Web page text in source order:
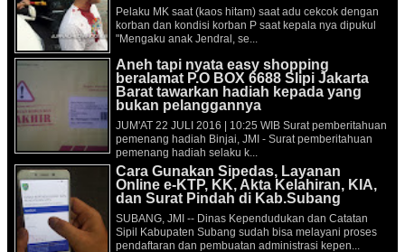
Pelaku MK saat (kaos hitam) saat adu cekcok dengan
korban dan kondisi korban P saat kepala nya dipukul
"Mengaku anak Jendral, se...
Aneh tapi nyata easy shopping
beralamat P.O BOX 6688 Slipi Jakarta
Barat tawarkan hadiah kepada yang
bukan pelanggannya
JUM'AT 22 JULI 2016 | 10:25 WIB Surat pemberitahuan
pemenang hadiah Binjai, JMI - Surat pemberitahuan
pemenang hadiah selaku k...
Cara Gunakan Sipedas, Layanan
Online e-KTP, KK, Akta Kelahiran, KIA,
dan Surat Pindah di Kab.Subang
SUBANG, JMI -- Dinas Kependudukan dan Catatan
Sipil Kabupaten Subang sudah bisa melayani proses
pendaftaran dan pembuatan administrasi kepen...